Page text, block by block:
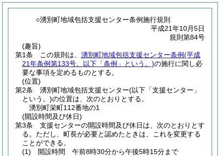
○湧別町地域包括支援センター条例施行規則
平成21年10月5日
規則第84号
(趣旨)
第1条
この規則は、 湧別町地域包括支援センター条例(平成
21年条例第133号。以下「条例」という。)の施行に関し必
要な事項を定めるものとする。
(位置)
第2条
湧別町地域包括支援センター(以下「支援センター」
という。)の位置は、次のとおりとする。
湧別町栄町112番地の1
(開設時間及び休日)
第3条
支援センターの開設時間及び休日は、次のとおりとす
る。 ただし、町長が必要と認めたときは、これを変更する
ことができる。
(1)
開設時間 午前8時30分から午後5時15分まで